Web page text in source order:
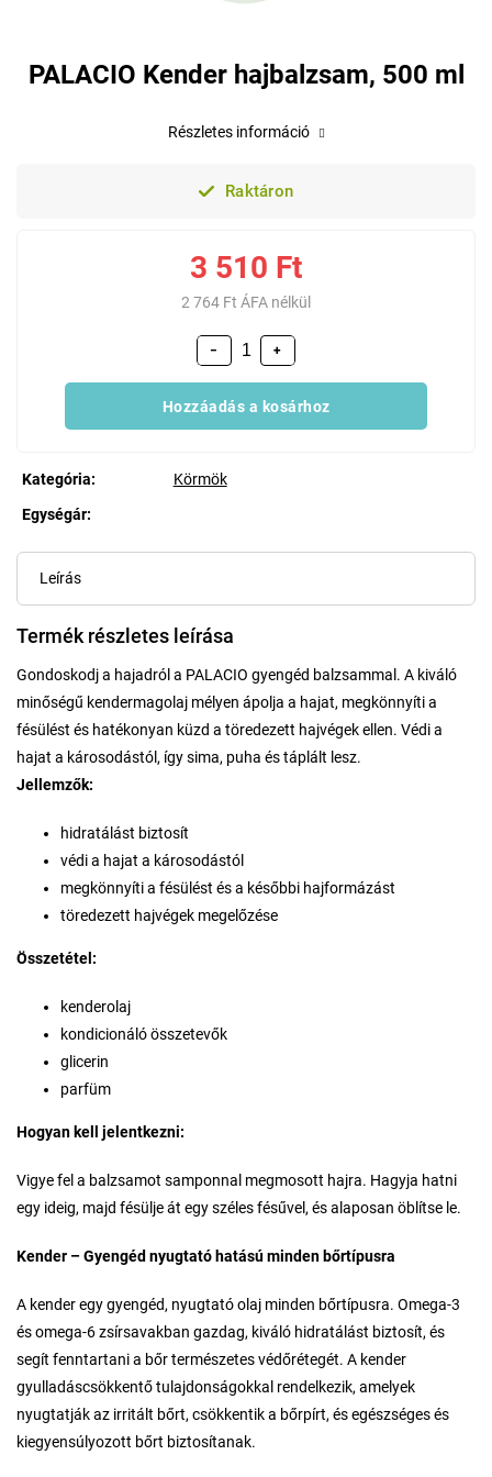
PALACIO Kender hajbalzsam, 500 ml
Raktáron
3 510 Ft
2 764 Ft ÁFA nélkül
+
−
Hozzáadás a kosárhoz
Kategória:
Körmök
Egységár:
Részletes információ
Leírás
Termék részletes leírása
Gondoskodj a hajadról a PALACIO gyengéd balzsammal. A kiváló
minőségű kendermagolaj mélyen ápolja a hajat, megkönnyíti a
fésülést és hatékonyan küzd a töredezett hajvégek ellen. Védi a
hajat a károsodástól, így sima, puha és táplált lesz.
Jellemzők:
hidratálást biztosít
védi a hajat a károsodástól
megkönnyíti a fésülést és a későbbi hajformázást
töredezett hajvégek megelőzése
Összetétel:
kenderolaj
kondicionáló összetevők
glicerin
parfüm
Hogyan kell jelentkezni:
Vigye fel a balzsamot samponnal megmosott hajra. Hagyja hatni
egy ideig, majd fésülje át egy széles fésűvel, és alaposan öblítse le.
Kender – Gyengéd nyugtató hatású minden bőrtípusra
A kender egy gyengéd, nyugtató olaj minden bőrtípusra. Omega-3
és omega-6 zsírsavakban gazdag, kiváló hidratálást biztosít, és
segít fenntartani a bőr természetes védőrétegét. A kender
gyulladáscsökkentő tulajdonságokkal rendelkezik, amelyek
nyugtatják az irritált bőrt, csökkentik a bőrpírt, és egészséges és
kiegyensúlyozott bőrt biztosítanak.